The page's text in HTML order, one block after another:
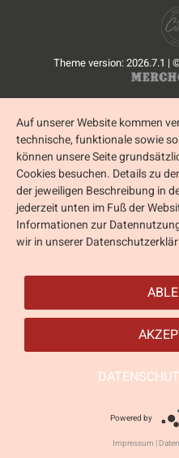
Theme version: 2026.7.1 |
Auf unserer Website kommen
technische, funktionale sowie
können unsere Seite
Cookies besuchen. Details zu
der jeweiligen Beschreibung in
jederzeit unten im Fuß der
Informationen zur
wir in unserer
Powered by
Impressum |